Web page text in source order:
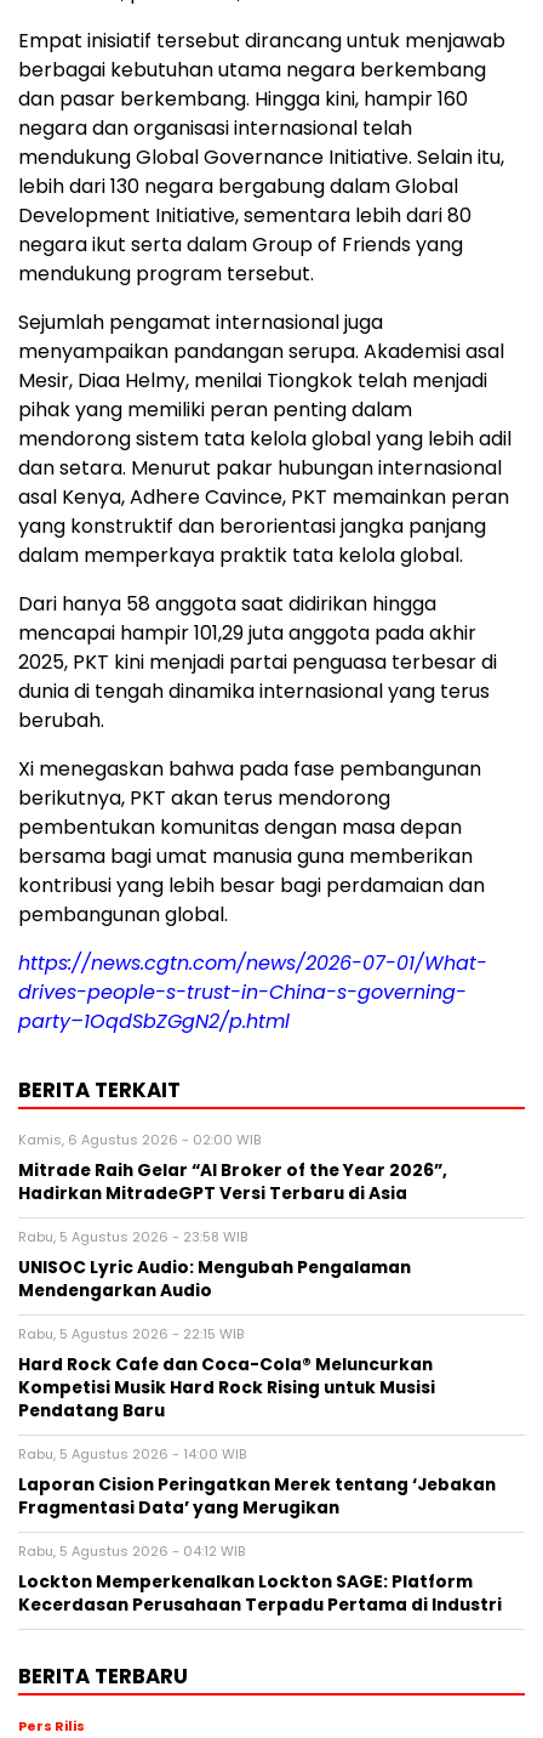
Empat inisiatif tersebut dirancang untuk menjawab
berbagai kebutuhan utama negara berkembang
dan pasar berkembang. Hingga kini, hampir 160
negara dan organisasi internasional telah
mendukung Global Governance Initiative. Selain itu,
lebih dari 130 negara bergabung dalam Global
Development Initiative, sementara lebih dari 80
negara ikut serta dalam Group of Friends yang
mendukung program tersebut.
Sejumlah pengamat internasional juga
menyampaikan pandangan serupa. Akademisi asal
Mesir, Diaa Helmy, menilai Tiongkok telah menjadi
pihak yang memiliki peran penting dalam
mendorong sistem tata kelola global yang lebih adil
dan setara. Menurut pakar hubungan internasional
asal Kenya, Adhere Cavince, PKT memainkan peran
yang konstruktif dan berorientasi jangka panjang
dalam memperkaya praktik tata kelola global.
Dari hanya 58 anggota saat didirikan hingga
mencapai hampir 101,29 juta anggota pada akhir
2025, PKT kini menjadi partai penguasa terbesar di
dunia di tengah dinamika internasional yang terus
berubah.
Xi menegaskan bahwa pada fase pembangunan
berikutnya, PKT akan terus mendorong
pembentukan komunitas dengan masa depan
bersama bagi umat manusia guna memberikan
kontribusi yang lebih besar bagi perdamaian dan
pembangunan global.
https://news.cgtn.com/news/2026-07-01/What-
drives-people-s-trust-in-China-s-governing-
party–1OqdSbZGgN2/p.html
BERITA TERKAIT
Kamis, 6 Agustus 2026 - 02:00 WIB
Mitrade Raih Gelar “AI Broker of the Year 2026”,
Hadirkan MitradeGPT Versi Terbaru di Asia
Rabu, 5 Agustus 2026 - 23:58 WIB
UNISOC Lyric Audio: Mengubah Pengalaman
Mendengarkan Audio
Rabu, 5 Agustus 2026 - 22:15 WIB
Hard Rock Cafe dan Coca-Cola® Meluncurkan
Kompetisi Musik Hard Rock Rising untuk Musisi
Pendatang Baru
Rabu, 5 Agustus 2026 - 14:00 WIB
Laporan Cision Peringatkan Merek tentang ‘Jebakan
Fragmentasi Data’ yang Merugikan
Rabu, 5 Agustus 2026 - 04:12 WIB
Lockton Memperkenalkan Lockton SAGE: Platform
Kecerdasan Perusahaan Terpadu Pertama di Industri
BERITA TERBARU
Pers Rilis